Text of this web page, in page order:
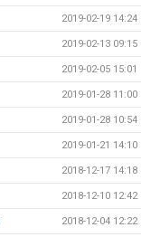
2019-02-19 14:24
2019-02-13 09:15
2019-02-05 15:01
2019-01-28 11:00
2019-01-28 10:54
2019-01-21 14:10
2018-12-17 14:18
2018-12-10 12:42
2018-12-04 12:22